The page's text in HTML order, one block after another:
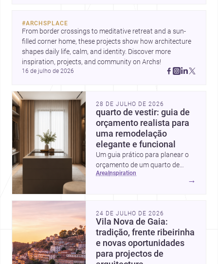
#ARCHSPLACE
From border crossings to meditative retreat and a sun-
filled corner home, these projects show how architecture
shapes daily life, calm, and identity. Discover more
inspiration, projects, and community on Archs!
16 de julho de 2026
28 DE JULHO DE 2026
quarto de vestir: guia de
orçamento realista para
uma remodelação
elegante e funcional
Um guia prático para planear o
orçamento de um quarto de
vestir em Portugal, com
escondidas.
area inspiration
→
24 DE JULHO DE 2026
Vila Nova de Gaia:
tradição, frente ribeirinha
e novas oportunidades
para projectos de